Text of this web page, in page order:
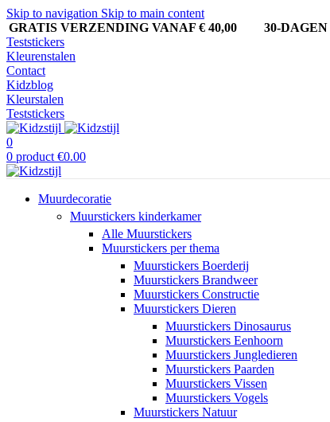
Skip to navigation Skip to main content
GRATIS VERZENDING VANAF € 40,00
30-
Teststickers
Kleurenstalen
Contact
Kidzblog
Kleurstalen
Teststickers
0
0 product €0.00
Muurdecoratie
Muurstickers kinderkamer
Alle Muurstickers
Muurstickers per thema
Muurstickers Boerderij
Muurstickers Brandweer
Muurstickers Constructie
Muurstickers Dieren
Muurstickers Dinosaurus
Muurstickers Eenhoorn
Muurstickers Jungledieren
Muurstickers Paarden
Muurstickers Vissen
Muurstickers Vogels
Muurstickers Natuur